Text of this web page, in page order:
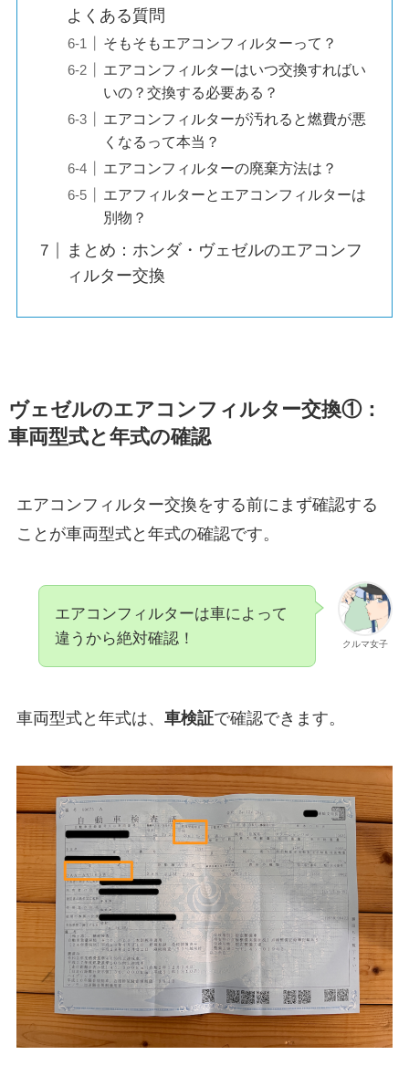
よくある質問
そもそもエアコンフィルターって？
エアコンフィルターはいつ交換すればい
いの？交換する必要ある？
エアコンフィルターが汚れると燃費が悪
くなるって本当？
エアコンフィルターの廃棄方法は？
エアフィルターとエアコンフィルターは
別物？
まとめ：ホンダ・ヴェゼルのエアコンフ
ィルター交換
ヴェゼルのエアコンフィルター交換①：
車両型式と年式の確認
エアコンフィルター交換をする前にまず確認する
ことが車両型式と年式の確認です。
クルマ女子
エアコンフィルターは車によって
違うから絶対確認！
車両型式と年式は、 車検証で確認できます。